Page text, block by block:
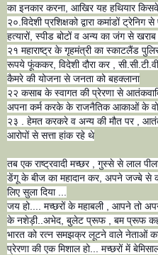
का इनकार करना, आखिर यह हथियार
२०.विदेशी प्रशिक्षको द्वारा कमांडों
हत्यारों, स्पीड बोटों व अन्य का जंग से खराब
२१ महाराष्ट्र के गृहमंत्री का स्काटलैंड
रूपये फूंककर, विदेशी दौरा कर ,
कैमरे की योजना से जनता को बहक्लाना
२२ कसाब के स्वागत की प्रेरणा से
अपना कर्म करके के राजनैतिक आकाओं के
२३ . हेमत करकरे व अन्य की मौत पर ,
आरोपों से सत्ता हांक रहे थे
तब एक राष्ट्रवादी मच्छर , गुस्से से लाल
डेंगू के बीज का महादान कर, अपने जज्बे से
लिए सुला दिया ...
जय हो.... मच्छरों के महाबली , आपने तो
के नशेड़ी..अभेद, बुलेट प्रूफ , बम प्रूफ
भारत को रत्न समझक्र लूटने वाले नेताओं
प्रेरणा की एक मिशाल हो... मच्छरों में